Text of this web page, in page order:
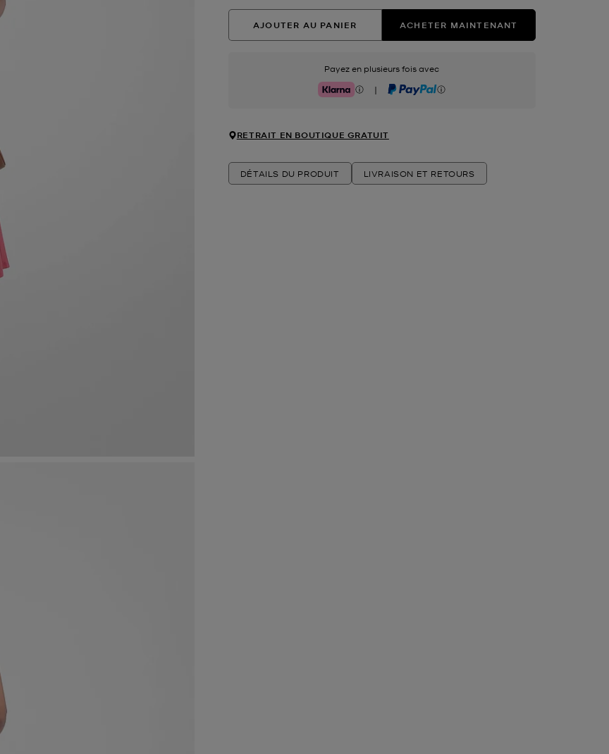
AJOUTER AU PANIER ACHETER MAINTENANT
Payez en plusieurs fois avec
Klarna | PayPal
RETRAIT EN BOUTIQUE GRATUIT
DÉTAILS DU PRODUIT LIVRAISON ET RETOURS